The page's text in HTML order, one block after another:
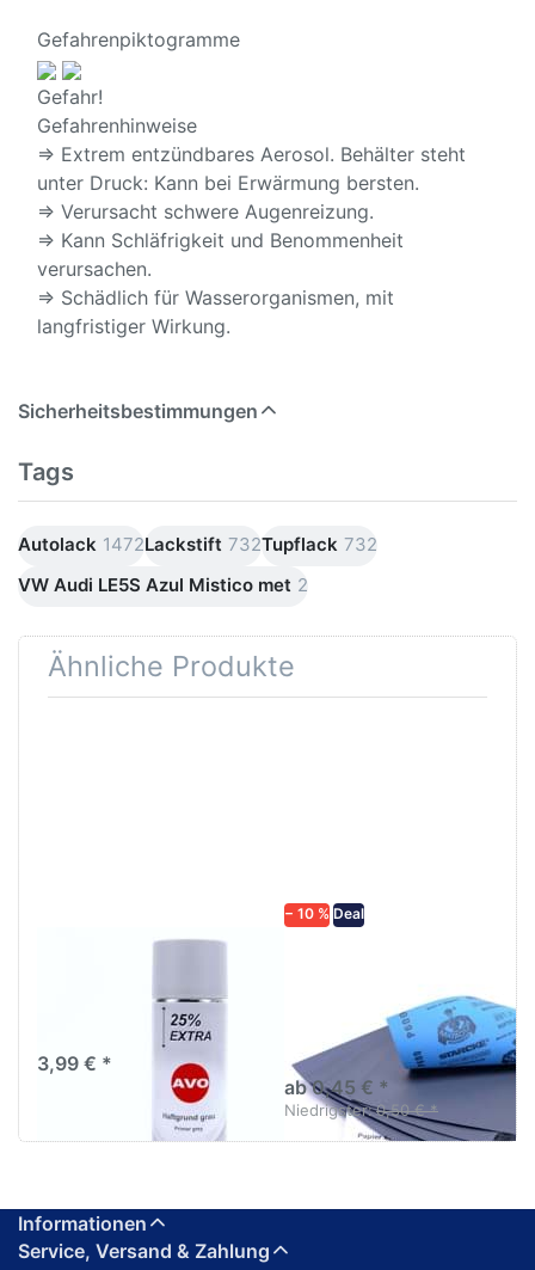
Gefahrenpiktogramme
Gefahr!
Gefahrenhinweise
⇒ Extrem entzündbares Aerosol. Behälter steht
unter Druck: Kann bei Erwärmung bersten.
⇒ Verursacht schwere Augenreizung.
⇒ Kann Schläfrigkeit und Benommenheit
verursachen.
⇒ Schädlich für Wasserorganismen, mit
langfristiger Wirkung.
Sicherheitsbestimmungen
Tags
Autolack 1472Lackstift 732Tupflack 732
VW Audi LE5S Azul Mistico met 2
Ähnliche Produkte
3,99 € *
− 10 % Deal
diversen Körnungen
Nass-Schleifpapier zur nass
und trocken anwendung
ab 0,45 € *
Niedrigster:0,50 € *
Informationen
Service, Versand & Zahlung